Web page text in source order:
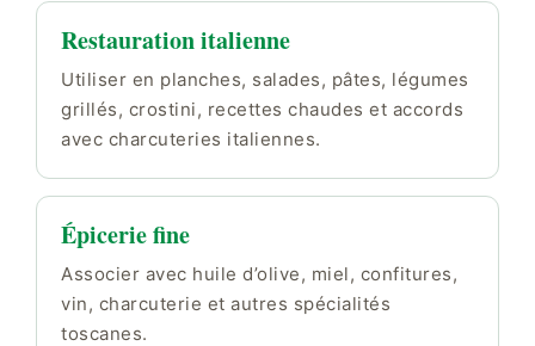
Restauration italienne
Utiliser en planches, salades, pâtes, légumes
grillés, crostini, recettes chaudes et accords
avec charcuteries italiennes.
Épicerie fine
Associer avec huile d’olive, miel, confitures,
vin, charcuterie et autres spécialités
toscanes.